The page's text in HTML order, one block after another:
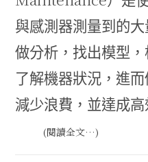
與感測器測量到的
做分析，找出模型
了解機器狀況，進
減少浪費，並達成高
(閱讀全文…)